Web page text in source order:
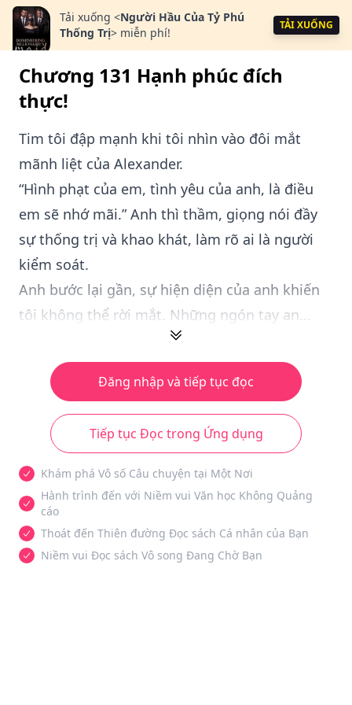
Tải xuống <Người Hầu Của Tỷ Phú
Thống Trị> miễn phí!
TẢI XUỐNG
Chương 131 Hạnh phúc đích
thực!
Tim tôi đập mạnh khi tôi nhìn vào đôi mắt
mãnh liệt của Alexander.
“Hình phạt của em, tình yêu của anh, là điều
em sẽ nhớ mãi.” Anh thì thầm, giọng nói đầy
sự thống trị và khao khát, làm rõ ai là người
kiểm soát.
Anh bước lại gần, sự hiện diện của anh khiến
tôi không thể rời mắt. Những ngón tay an...
Đăng nhập và tiếp tục đọc
Tiếp tục Đọc trong Ứng dụng
Khám phá Vô số Câu chuyện tại Một Nơi
Hành trình đến với Niềm vui Văn học Không Quảng
cáo
Thoát đến Thiên đường Đọc sách Cá nhân của Bạn
Niềm vui Đọc sách Vô song Đang Chờ Bạn